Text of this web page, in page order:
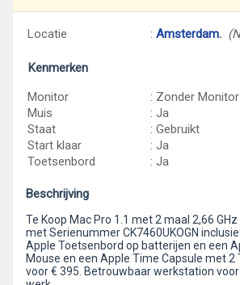
Locatie : Amsterdam.
Kenmerken
Monitor
: Zonder Monitor
Muis
: Ja
Staat
: Gebruikt
Start klaar
: Ja
Toetsenbord
: Ja
Beschrijving
Te Koop Mac Pro 1.1 met 2 maal 2,66
met Serienummer CK7460UKOGN
Apple Toetsenbord op batterijen en een
Mouse en een Apple Time Capsule met 2
voor € 395. Betrouwbaar werkstation